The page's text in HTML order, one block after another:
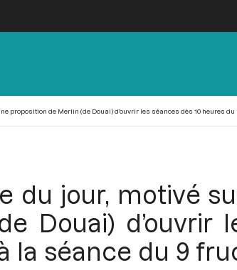
proposition de Merlin (de Douai) d’ouvrir les séances dès 10 heures du
du jour, motivé
Douai) d’ouvrir
la séance du 9